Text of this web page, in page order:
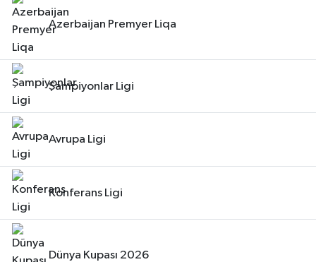
Azerbaijan Premyer Liqa
Şampiyonlar Ligi
Avrupa Ligi
Konferans Ligi
Dünya Kupası 2026